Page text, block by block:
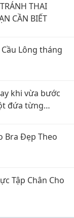
THAI
CẦN BIẾT
Lông tháng
khi vừa bước
đứa từng
Bra Đẹp Theo
Tập Chân Cho